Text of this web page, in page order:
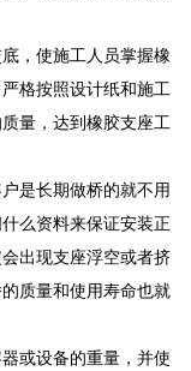
，使施工人员掌握橡
格按照设计纸和施工
量，达到橡胶支座工
是长期做桥的就不用
么资料来保证安装正
出现支座浮空或者挤
质量和使用寿命也就
或设备的重量，并使